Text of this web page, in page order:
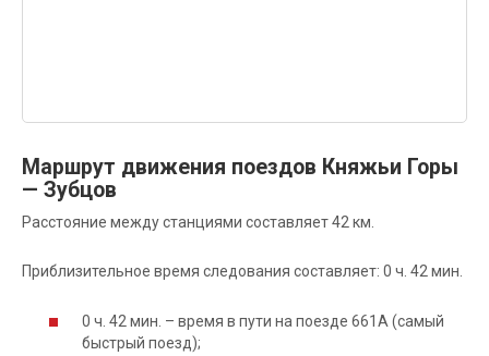
Маршрут движения поездов Княжьи Горы
— Зубцов
Расстояние между станциями составляет 42 км.
Приблизительное время следования составляет: 0 ч. 42 мин.
0 ч. 42 мин. – время в пути на поезде 661А (самый
быстрый поезд);